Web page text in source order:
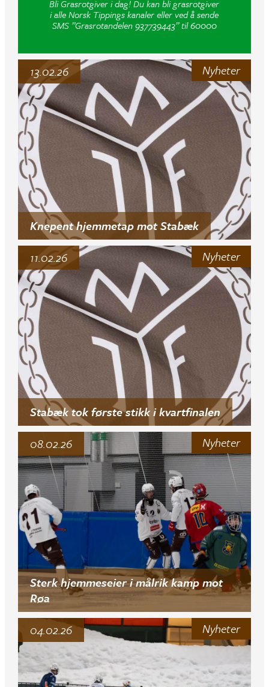
Bli Grasrotgiver i dag! Du kan bli grasrotgiver
i alle Norsk Tippings kanaler eller ved å sende
SMS ”Grasrotandelen 937739443” til 60000
Nyheter
Knepent hjemmetap mot Stabæk
13.02.26
Nyheter
Stabæk tok første stikk i kvartfinalen
11.02.26
Nyheter
Sterk hjemmeseier i målrik kamp mot
Røa
08.02.26
Nyheter
04.02.26